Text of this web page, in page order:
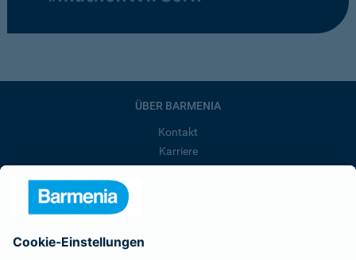
ÜBER BARMENIA
Kontakt
Karriere
Barmenia ist Teil der BarmeniaGothaer